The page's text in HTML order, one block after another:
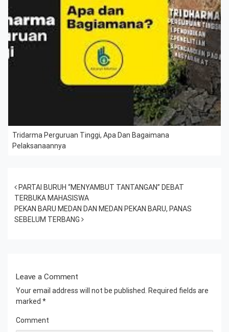
Tridarma Perguruan Tinggi, Apa Dan Bagaimana
Pelaksanaannya
Post navigation
PARTAI BURUH “MENYAMBUT TANTANGAN” DEBAT
TERBUKA MAHASISWA
PEKAN BARU MEDAN DAN MEDAN PEKAN BARU, PANAS
SEBELUM TERBANG
Leave a Comment
Your email address will not be published. Required fields are
marked *
Comment